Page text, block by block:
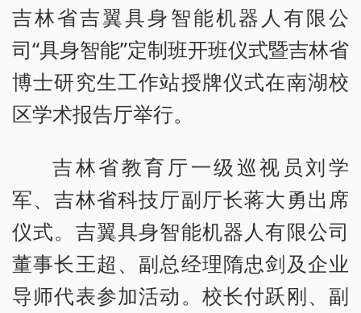
吉林省吉翼具身智能机器人有限公
司“具身智能”定制班开班仪式暨吉林省
博士研究生工作站授牌仪式在南湖校
区学术报告厅举行。
吉林省教育厅一级巡视员刘学
军、吉林省科技厅副厅长蒋大勇出席
仪式。吉翼具身智能机器人有限公司
董事长王超、副总经理隋忠剑及企业
导师代表参加活动。校长付跃刚、副